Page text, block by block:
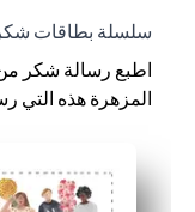
سلسلة بطاقات شكر
اطبع رسالة شكر من
المزهرة هذه التي
الإعداد الصفري -
متعدد